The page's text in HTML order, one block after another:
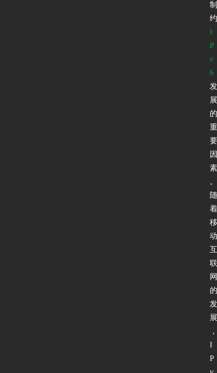
制
约
I
P
v
6
发
展
的
重
要
因
素
。
随
着
移
动
互
联
网
的
发
展
，
I
P